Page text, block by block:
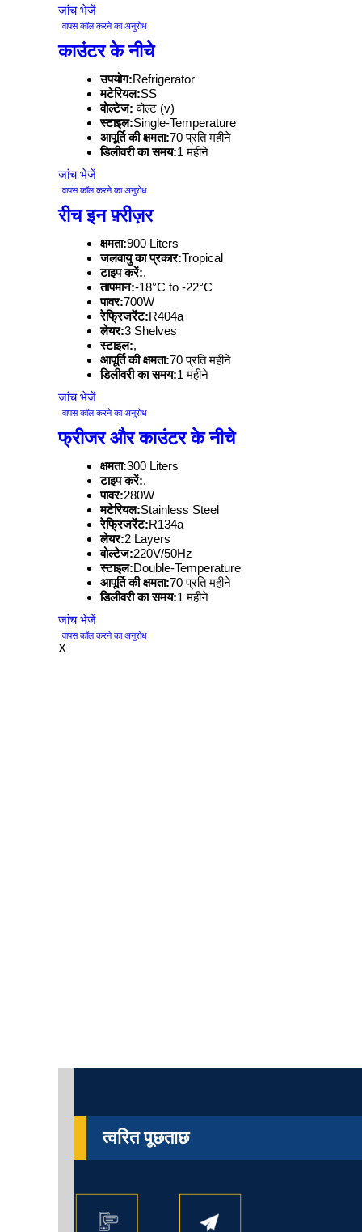
जांच भेजें
वापस कॉल करने का अनुरोध
काउंटर के नीचे
उपयोग:Refrigerator
मटेरियल:SS
वोल्टेज: वोल्ट (v)
स्टाइल:Single-Temperature
आपूर्ति की क्षमता:70 प्रति महीने
डिलीवरी का समय:1 महीने
जांच भेजें
वापस कॉल करने का अनुरोध
रीच इन फ़्रीज़र
क्षमता:900 Liters
जलवायु का प्रकार:Tropical
टाइप करें:,
तापमान:-18°C to -22°C
पावर:700W
रेफ्रिजरेंट:R404a
लेयर:3 Shelves
स्टाइल:,
आपूर्ति की क्षमता:70 प्रति महीने
डिलीवरी का समय:1 महीने
जांच भेजें
वापस कॉल करने का अनुरोध
फ्रीजर और काउंटर के नीचे
क्षमता:300 Liters
टाइप करें:,
पावर:280W
मटेरियल:Stainless Steel
रेफ्रिजरेंट:R134a
लेयर:2 Layers
वोल्टेज:220V/50Hz
स्टाइल:Double-Temperature
आपूर्ति की क्षमता:70 प्रति महीने
डिलीवरी का समय:1 महीने
जांच भेजें
वापस कॉल करने का अनुरोध
X
त्वरित पूछताछ